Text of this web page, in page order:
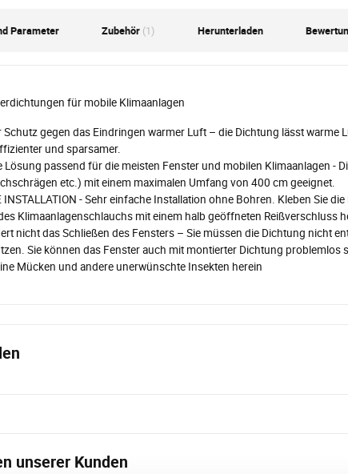
Parameter Zubehör (1) Herunterladen
für mobile Klimaanlagen
Schutz gegen das Eindringen warmer Luft – die Dichtung lässt warme
und sparsamer.
Lösung passend für die meisten Fenster und mobilen Klimaanlagen -
etc.) mit einem maximalen Umfang von 400 cm geeignet.
INSTALLATION - Sehr einfache Installation ohne Bohren. Kleben Sie
Klimaanlagenschlauchs mit einem halb geöffneten Reißverschluss
nicht das Schließen des Fensters – Sie müssen die Dichtung nicht
Sie können das Fenster auch mit montierter Dichtung problemlos
Mücken und andere unerwünschte Insekten herein
unserer Kunden